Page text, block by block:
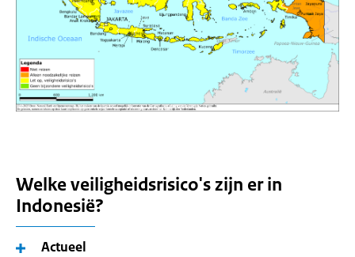
Welke veiligheidsrisico's zijn er in
Indonesië?
Actueel